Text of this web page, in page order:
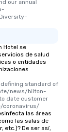
our annual
Hotel se
de salud
o entidades
defining standard of
news/hilton-
date customer
coronavirus/
las áreas
las salas de
etc.)? De ser así,